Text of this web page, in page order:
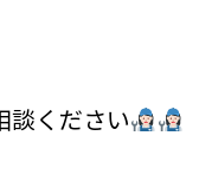
談ください